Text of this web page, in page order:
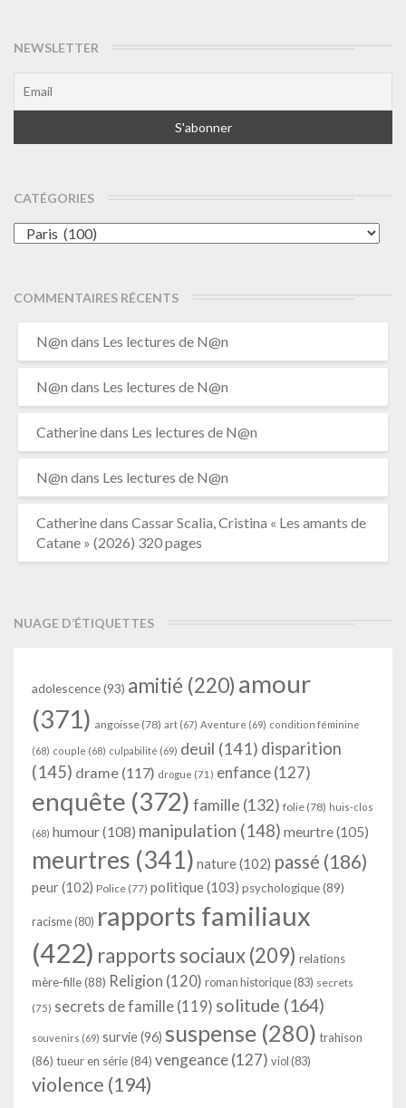
NEWSLETTER
CATÉGORIES
Catégories
COMMENTAIRES RÉCENTS
N@n dans Les lectures de N@n
N@n dans Les lectures de N@n
Catherinedans Les lectures de N@n
N@n dans Les lectures de N@n
Catherinedans Cassar Scalia, Cristina « Les amants de
Catane » (2026) 320 pages
NUAGE D’ÉTIQUETTES
adolescence(93) amitié (220) amour
(371) angoisse (78) art (67) Aventure (69) condition féminine
(68) couple (68) culpabilité (69) deuil (141) disparition
(145) drame (117) drogue (71) enfance(127)
enquête (372) famille (132) folie (78) huis-clos
(68) humour(108) manipulation (148) meurtre(105)
meurtres (341) nature(102) passé (186)
peur(102) Police (77) politique(103) psychologique(89)
racisme (80) rapports familiaux
(422) rapports sociaux(209) relations
mère-fille(88) Religion (120) roman historique(83) secrets
(75) secrets de famille (119) solitude (164)
souvenirs (69) survie(96) suspense (280) trahison
(86) tueur en série(84) vengeance(127) viol (83)
violence (194)